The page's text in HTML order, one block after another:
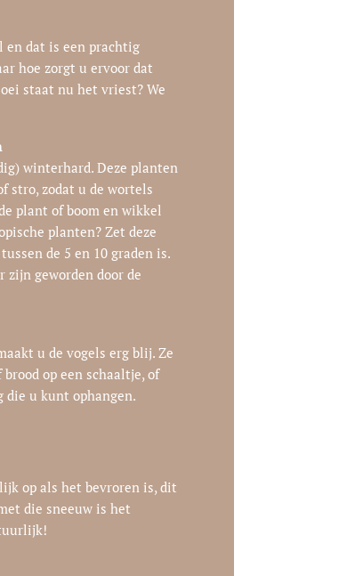
en dat is een prachtig
hoe zorgt u ervoor dat
staat nu het vriest? We
winterhard. Deze planten
stro, zodat u de wortels
plant of boom en wikkel
planten? Zet deze
de 5 en 10 graden is.
zijn geworden door de
u de vogels erg blij. Ze
op een schaaltje, of
die u kunt ophangen.
op als het bevroren is, dit
die sneeuw is het